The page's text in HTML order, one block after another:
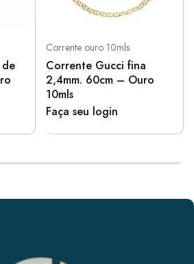
Corrente ouro 10mls
Corrente Gucci fina
2,4mm. 60cm – Ouro
10mls
Faça seu login